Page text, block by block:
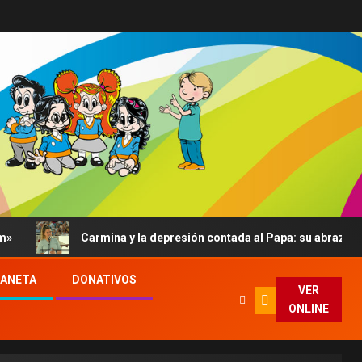
Carmina y la depresión contada al Papa: su abrazo, un
DONATIVOS
VER
ONLINE